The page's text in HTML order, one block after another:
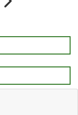
Próximo